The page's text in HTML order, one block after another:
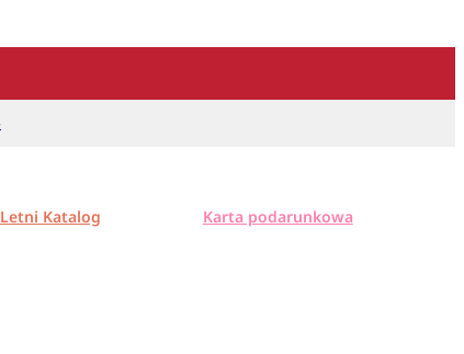
Letni Katalog Karta podarunkowa